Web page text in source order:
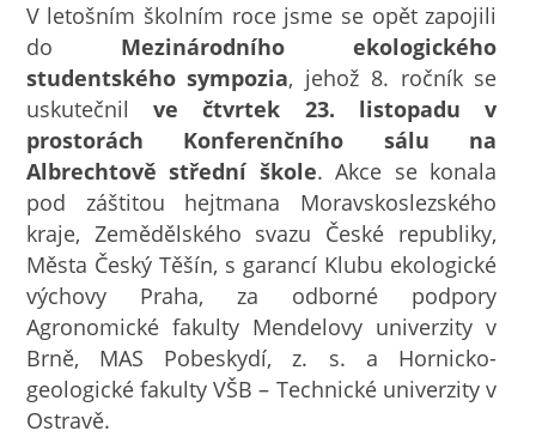
V letošním školním roce jsme se opět zapojili
do Mezinárodního ekologického
studentského sympozia, jehož 8. ročník se
uskutečnil ve čtvrtek 23. listopadu v
prostorách Konferenčního sálu na
Albrechtově střední škole. Akce se konala
pod záštitou hejtmana Moravskoslezského
kraje, Zemědělského svazu České republiky,
Města Český Těšín, s garancí Klubu ekologické
výchovy Praha, za odborné podpory
Agronomické fakulty Mendelovy univerzity v
Brně, MAS Pobeskydí, z. s. a Hornicko-
geologické fakulty VŠB – Technické univerzity v
Ostravě.